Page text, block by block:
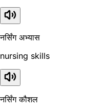
नर्सिंग अभ्यास
nursing skills
नर्सिंग कौशल